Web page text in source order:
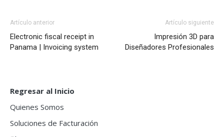
Artículo anterior
Electronic fiscal receipt in
Panama | Invoicing system
Artículo siguiente
Impresión 3D para
Diseñadores Profesionales
Regresar al Inicio
Quienes Somos
Soluciones de Facturación